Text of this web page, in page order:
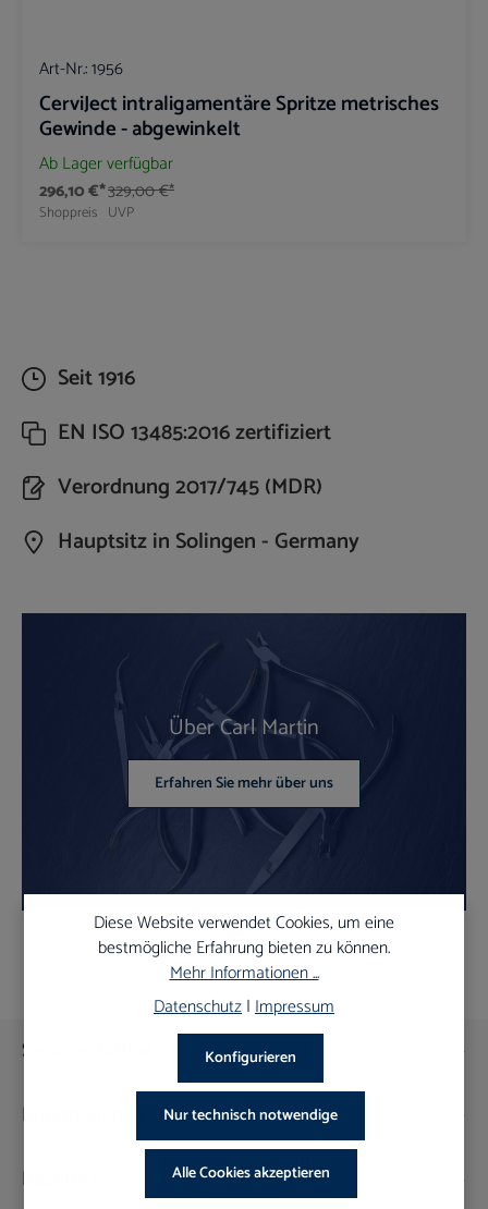
Art-Nr.:1956
CerviJect intraligamentäre Spritze metrisches
Gewinde - abgewinkelt
Ab Lager verfügbar
296,10 €*
Shoppreis
329,00 €*
UVP
Seit 1916
EN ISO 13485:2016 zertifiziert
Verordnung 2017/745 (MDR)
Hauptsitz in Solingen - Germany
Über Carl Martin
Erfahren Sie mehr über uns
Service-Hotline
Informationen
Rechtliches
Diese Website verwendet Cookies, um eine
bestmögliche Erfahrung bieten zu können.
Mehr Informationen ...
Datenschutz|Impressum
Nur technisch notwendige
Konfigurieren
Alle Cookies akzeptieren